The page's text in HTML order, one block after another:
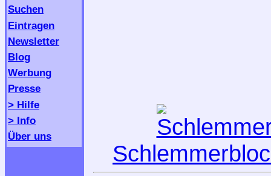
Suchen
Eintragen
Newsletter
Blog
Werbung
Presse
> Hilfe
> Info
Über uns